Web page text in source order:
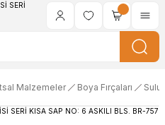
Malzemeler Boya Fırçaları Sulu